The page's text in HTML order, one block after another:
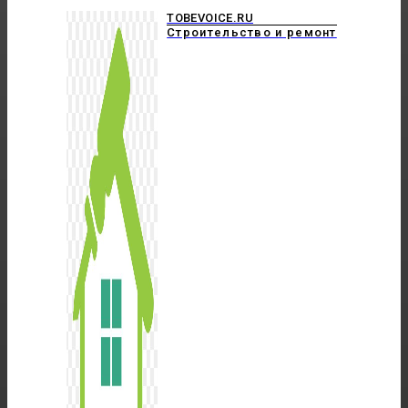
TOBEVOICE.RU
Строительство и ремонт